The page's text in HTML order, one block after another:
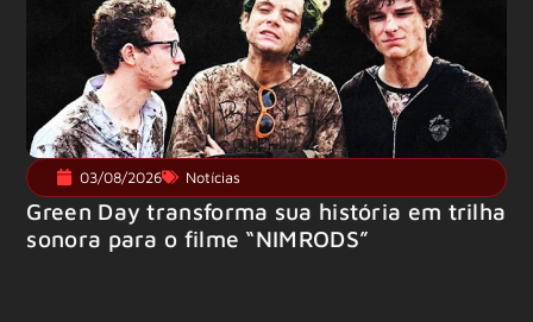
03/08/2026 Notícias
Green Day transforma sua história em trilha
sonora para o filme “NIMRODS”